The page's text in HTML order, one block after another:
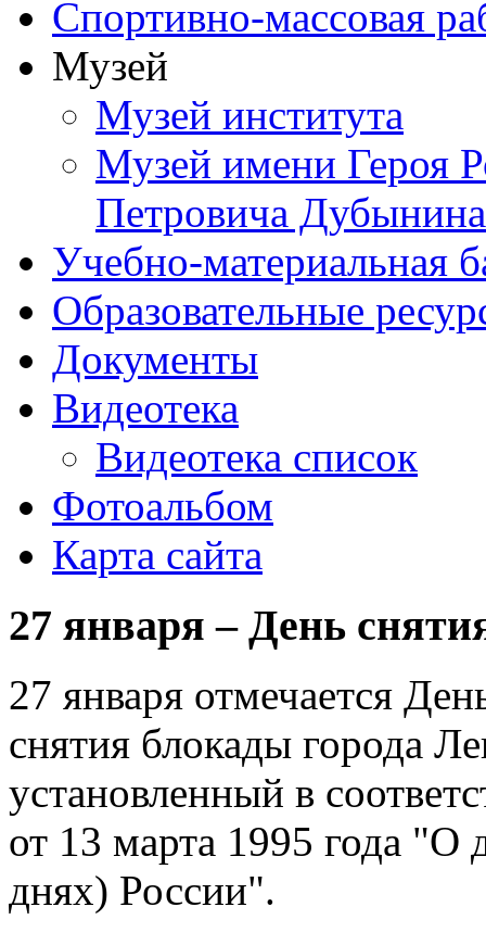
Спортивно-массовая
Музей
Музей института
Музей имени Героя
Петровича Дубынина
Учебно-материальная
Образовательные
Документы
Видеотека
Видеотека список
Фотоальбом
Карта сайта
27 января – День
27 января отмечается
снятия блокады города
установленный в
от 13 марта 1995 года "О
днях) России".